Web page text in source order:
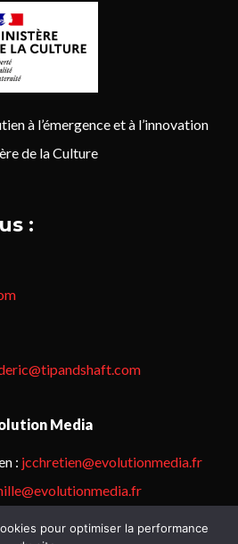
à l’émergence et à l’innovation
de la Culture
:
Media
: jcchretien@evolutionmedia.fr
droits réservés.Mentions légales &
pour optimiser la performance